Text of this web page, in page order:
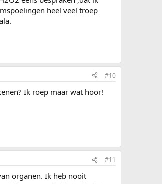
heel veel troep
#10
Ik roep maar wat hoor!
#11
organen. Ik heb nooit